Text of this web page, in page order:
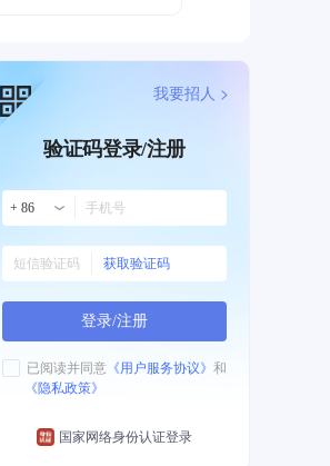
验证码登录/注册
+ 86
获取验证码
登录/注册
已阅读并同意 《用户服务协议》 和
《隐私政策》
国家网络身份认证登录
我要招人 >